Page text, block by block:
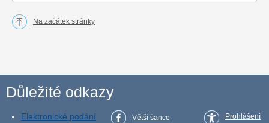
Na začátek stránky
Důležité odkazy
Elektronické podání
Větší šance
Prohlášení